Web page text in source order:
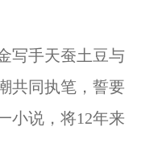
手天蚕土豆与
共同执笔，誓要
小说，将12年来